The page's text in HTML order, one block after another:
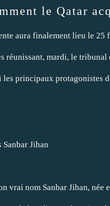
le Qatar
aura finalement lieu le 25
réunissant, mardi, le tribunal
les principaux protagonistes
Sanbar Jihan
vrai nom Sanbar Jihan, née